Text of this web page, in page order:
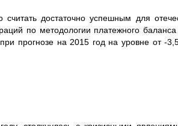
достаточно успешным для
по методологии платежного
прогнозе на 2015 год на уровне от -